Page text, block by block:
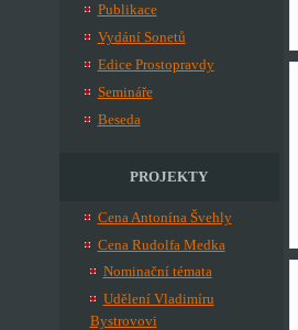
Publikace
Vydání Sonetů
Edice Prostopravdy
Semináře
Beseda
PROJEKTY
Cena Antonína Švehly
Cena Rudolfa Medka
Nominační témata
Udělení Vladimíru
Bystrovovi